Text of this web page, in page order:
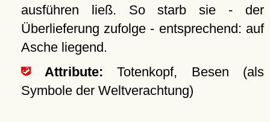
ausführen ließ. So starb sie - der
Überlieferung zufolge - entsprechend: auf
Asche liegend.
Attribute: Totenkopf, Besen (als
Symbole der Weltverachtung)